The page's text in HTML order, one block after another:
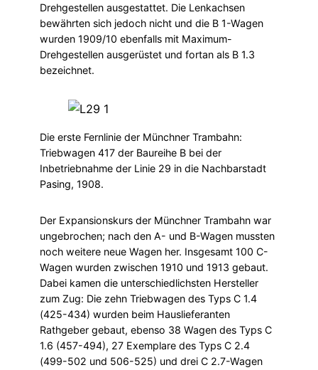
Drehgestellen ausgestattet. Die Lenkachsen
bewährten sich jedoch nicht und die B 1-Wagen
wurden 1909/10 ebenfalls mit Maximum-
Drehgestellen ausgerüstet und fortan als B 1.3
bezeichnet.
Die erste Fernlinie der Münchner Trambahn:
Triebwagen 417 der Baureihe B bei der
Inbetriebnahme der Linie 29 in die Nachbarstadt
Pasing, 1908.
Der Expansionskurs der Münchner Trambahn war
ungebrochen; nach den A- und B-Wagen mussten
noch weitere neue Wagen her. Insgesamt 100 C-
Wagen wurden zwischen 1910 und 1913 gebaut.
Dabei kamen die unterschiedlichsten Hersteller
zum Zug: Die zehn Triebwagen des Typs C 1.4
(425-434) wurden beim Hauslieferanten
Rathgeber gebaut, ebenso 38 Wagen des Typs C
1.6 (457-494), 27 Exemplare des Typs C 2.4
(499-502 und 506-525) und drei C 2.7-Wagen